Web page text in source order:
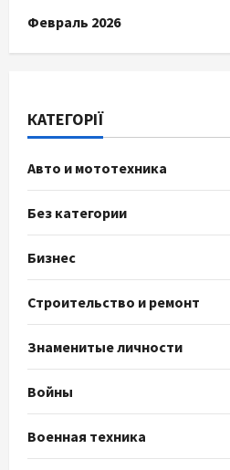
Февраль 2026
КАТЕГОРІЇ
Авто и мототехника
Без категории
Бизнес
Строительство и ремонт
Знаменитые личности
Войны
Военная техника